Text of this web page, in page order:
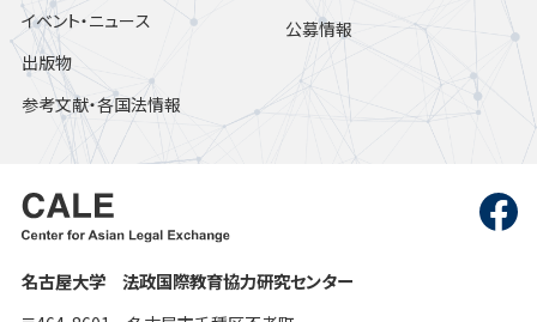
イベント・ニュース
出版物
参考文献・各国法情報
公募情報
名古屋大学 法政国際教育協力研究センター